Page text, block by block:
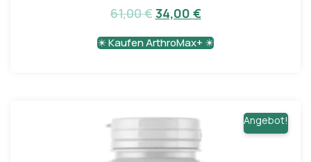
61,00€34,00 €
✴️ Kaufen ArthroMax+ ✴️
Angebot!